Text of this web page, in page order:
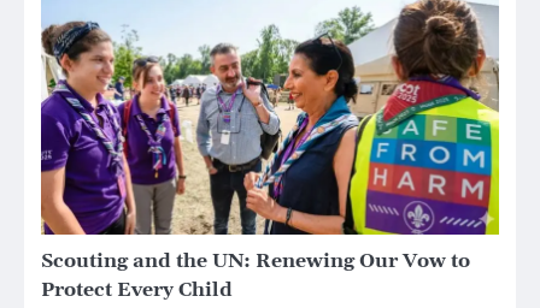
Scouting and the UN: Renewing Our Vow to
Protect Every Child